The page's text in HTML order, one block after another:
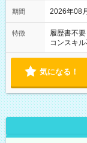
期間 2026年08
特徴 履歴書不要
コンスキ
気になる！